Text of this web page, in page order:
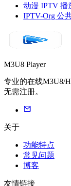
动漫 IPTV 播
IPTV-Org 公
M3U8 Player
专业的在线M3U8/
无需注册。
关于
功能特点
常见问题
博客
友情链接